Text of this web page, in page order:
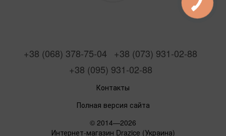
+38 (068) 378-75-04
+38 (073) 931-02-88
+38 (095) 931-02-88
Контакты
Полная версия сайта
© 2014—2026
Интернет-магазин Drazice (Украина)